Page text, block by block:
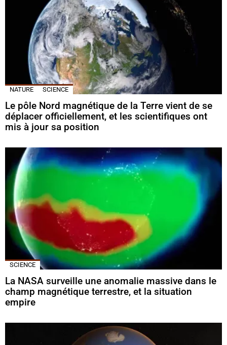
NATURE SCIENCE
Le pôle Nord magnétique de la Terre vient de se
déplacer officiellement, et les scientifiques ont
mis à jour sa position
SCIENCE
La NASA surveille une anomalie massive dans le
champ magnétique terrestre, et la situation
empire